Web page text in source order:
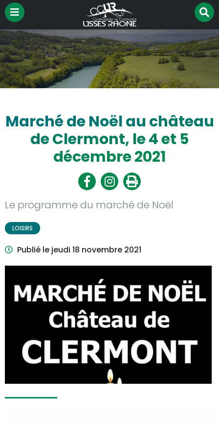
Aller à la recherche
Menu
le
Marché de Noël au château
de Clermont, le 4 et 5
décembre 2021
Partager
sur
Facebook
Partager
sur
Twitter
Imprimer
Le programme du marché de Noël
Thématique :
LOISIRS
Publié le jeudi 18 novembre 2021